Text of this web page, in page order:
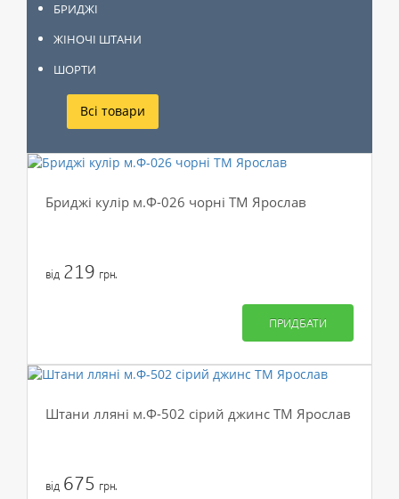
БРИДЖІ
ЖІНОЧІ ШТАНИ
ШОРТИ
Всі товари
Бриджі кулір м.Ф-026 чорні ТМ Ярослав
від 219 грн.
ПРИДБАТИ
Штани лляні м.Ф-502 сірий джинс ТМ Ярослав
від 675 грн.